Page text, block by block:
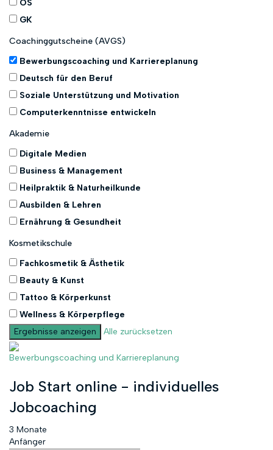
OS
GK
Coachinggutscheine (AVGS)
Bewerbungscoaching und Karriereplanung
Deutsch für den Beruf
Soziale Unterstützung und Motivation
Computerkenntnisse entwickeln
Akademie
Digitale Medien
Business & Management
Heilpraktik & Naturheilkunde
Ausbilden & Lehren
Ernährung & Gesundheit
Kosmetikschule
Fachkosmetik & Ästhetik
Beauty & Kunst
Tattoo & Körperkunst
Wellness & Körperpflege
Alle zurücksetzen
Bewerbungscoaching und Karriereplanung
Job Start online - individuelles
Jobcoaching
3 Monate
Anfänger